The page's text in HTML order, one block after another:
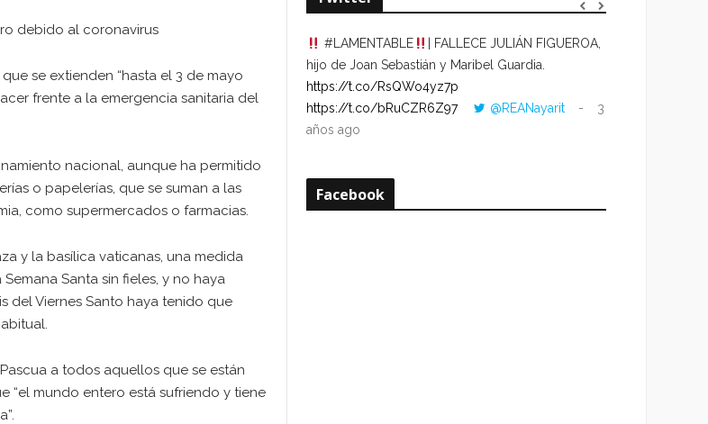
debido al coronavirus
se extienden “hasta el 3 de mayo
frente a la emergencia sanitaria del
nacional, aunque ha permitido
o papelerías, que se suman a las
como supermercados o farmacias.
y la basílica vaticanas, una medida
Santa sin fieles, y no haya
del Viernes Santo haya tenido que
a todos aquellos que se están
“el mundo entero está sufriendo y tiene
#LAMENTABLE
| FALLECE JULIÁN FIGUEROA,
hijo de Joan Sebastián y Maribel Guardia.
https://t.co/RsQWo4yz7p
https://t.co/bRuCZR6Z97
@REANayarit
3
años ago
Facebook